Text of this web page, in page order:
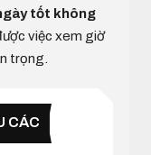
tốt không
việc xem giờ
trọng.
CÁC